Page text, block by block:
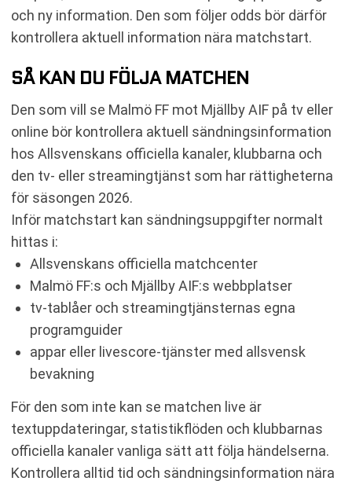
och ny information. Den som följer odds bör därför
kontrollera aktuell information nära matchstart.
SÅ KAN DU FÖLJA MATCHEN
Den som vill se Malmö FF mot Mjällby AIF på tv eller
online bör kontrollera aktuell sändningsinformation
hos Allsvenskans officiella kanaler, klubbarna och
den tv- eller streamingtjänst som har rättigheterna
för säsongen 2026.
Inför matchstart kan sändningsuppgifter normalt
hittas i:
Allsvenskans officiella matchcenter
Malmö FF:s och Mjällby AIF:s webbplatser
tv-tablåer och streamingtjänsternas egna
programguider
appar eller livescore-tjänster med allsvensk
bevakning
För den som inte kan se matchen live är
textuppdateringar, statistikflöden och klubbarnas
officiella kanaler vanliga sätt att följa händelserna.
Kontrollera alltid tid och sändningsinformation nära